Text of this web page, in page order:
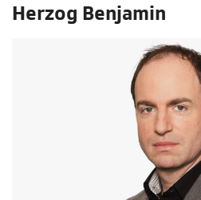
Herzog Benjamin